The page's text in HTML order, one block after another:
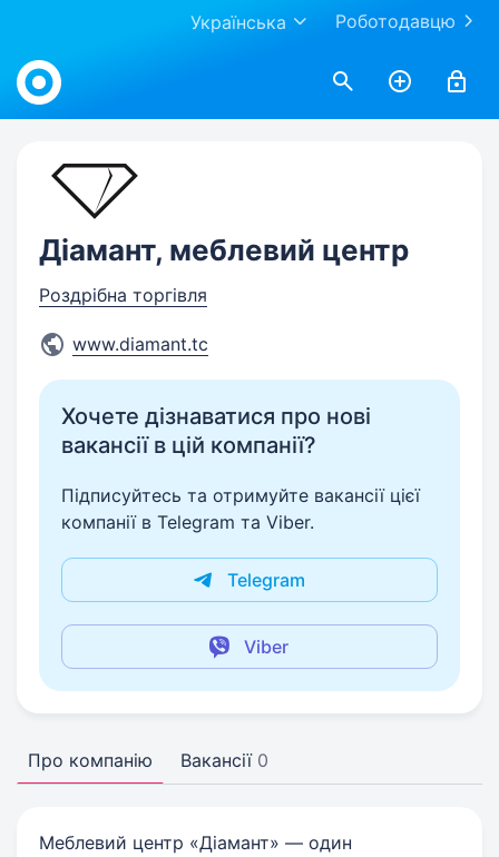
Роботодавцю
Українська
Work.ua
Діамант, меблевий центр
Роздрібна торгівля
www.diamant.tc
Хочете дізнаватися про нові
вакансії в цій компанії?
Підписуйтесь та отримуйте вакансії цієї
компанії в Telegram та Viber.
Telegram
Viber
Про компанію Вакансії 0
Меблевий центр «Діамант» — один